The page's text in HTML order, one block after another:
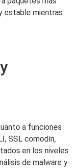
estable mientras
a funciones
SSL comodín,
en los niveles
de malware y